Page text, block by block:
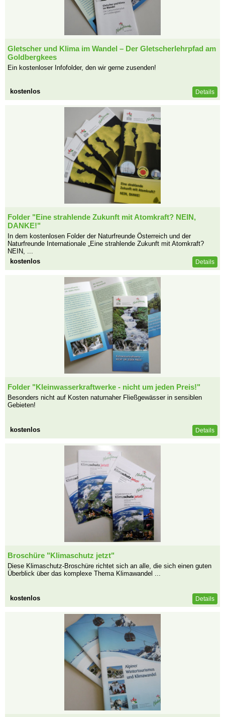
Gletscher und Klima im Wandel – Der Gletscherlehrpfad am
Goldbergkees
Ein kostenloser Infofolder, den wir gerne zusenden!
kostenlos Details
Folder "Eine strahlende Zukunft mit Atomkraft? NEIN,
DANKE!"
In dem kostenlosen Folder der Naturfreunde Österreich und der
Naturfreunde Internationale „Eine strahlende Zukunft mit Atomkraft?
NEIN, ...
kostenlos
Details
Folder "Kleinwasserkraftwerke - nicht um jeden Preis!"
Besonders nicht auf Kosten naturnaher Fließgewässer in sensiblen
Gebieten!
kostenlos Details
Broschüre "Klimaschutz jetzt"
Diese Klimaschutz-Broschüre richtet sich an alle, die sich einen guten
Überblick über das komplexe Thema Klimawandel ...
kostenlos Details